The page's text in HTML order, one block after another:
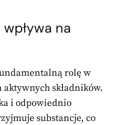
na
rolę w
składników.
i odpowiednio
substancje, co